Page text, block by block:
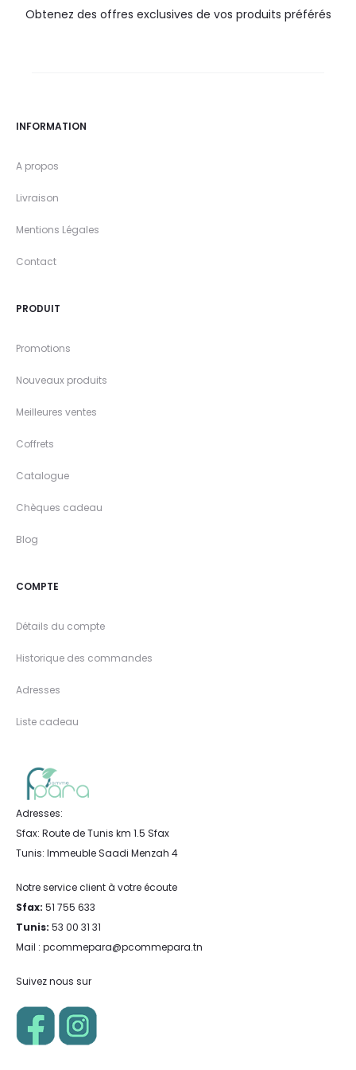
Obtenez des offres exclusives de vos produits préférés
INFORMATION
A propos
Livraison
Mentions Légales
Contact
PRODUIT
Promotions
Nouveaux produits
Meilleures ventes
Coffrets
Catalogue
Chèques cadeau
Blog
COMPTE
Détails du compte
Historique des commandes
Adresses
Liste cadeau
Adresses:
Sfax: Route de Tunis km 1.5 Sfax
Tunis: Immeuble Saadi Menzah 4
Notre service client à votre écoute
Sfax: 51 755 633
Tunis: 53 00 31 31
Mail : pcommepara@pcommepara.tn
Suivez nous sur